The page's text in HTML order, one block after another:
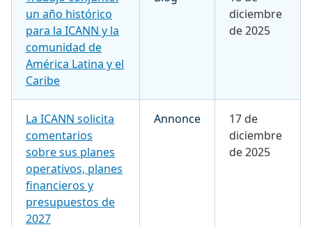
un año histórico
para la ICANN y la
comunidad de
América Latina y el
Caribe
diciembre
de 2025
La ICANN solicita
comentarios
sobre sus planes
operativos, planes
financieros y
presupuestos de
2027
Annonce
17 de
diciembre
de 2025